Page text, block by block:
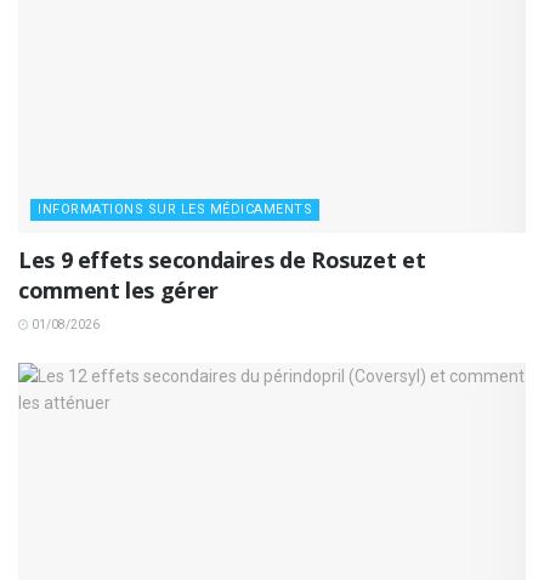
INFORMATIONS SUR LES MÉDICAMENTS
Les 9 effets secondaires de Rosuzet et
comment les gérer
01/08/2026